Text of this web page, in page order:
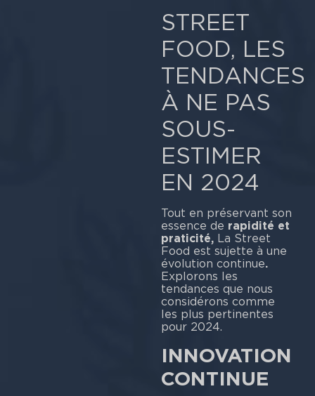
STREET
FOOD, LES
TENDANCES
À NE PAS
SOUS-
ESTIMER
EN 2024
Tout en préservant son
essence de rapidité et
praticité, La Street
Food est sujette à une
évolution continue.
Explorons les
tendances que nous
considérons comme
les plus pertinentes
pour 2024.
INNOVATION
CONTINUE